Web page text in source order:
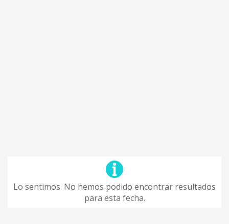
Lo sentimos. No hemos podido encontrar resultados
para esta fecha.